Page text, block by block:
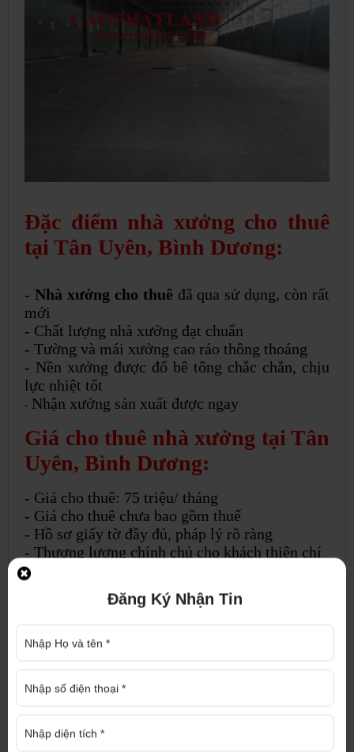
Đặc điểm nhà xưởng cho thuê
tại Tân Uyên, Bình Dương:
- Nhà xưởng cho thuê đã qua sử dụng, còn rất
mới
- Chất lượng nhà xưởng đạt chuẩn
- Tường và mái xưởng cao ráo thông thoáng
- Nền xưởng được đổ bê tông chắc chắn, chịu
lực nhiệt tốt
- Nhận xưởng sản xuất được ngay
Giá cho thuê nhà xưởng tại Tân
Uyên, Bình Dương:
- Giá cho thuê: 75 triệu/ tháng
- Giá cho thuê chưa bao gồm thuế
- Hồ sơ giấy tờ đầy đủ, pháp lý rõ ràng
- Thương lượng chính chủ cho khách thiện chí
Để biết thêm thông tin về nhà xưởng trên hoặc
nhà xưởng cho thuê khác, nhà xưởng bán, đất
thành lập doanh nghiệp... vui lòng liên hệ:
CÔNG TY TNHH ĐỊA ỐC CAO PHÁT
Địa chỉ : 1286 Nguyễn Chí Thanh, P. Hiệp
Điện thoại : 0917 719 789 Hotline :
Đăng Ký Nhận Tin